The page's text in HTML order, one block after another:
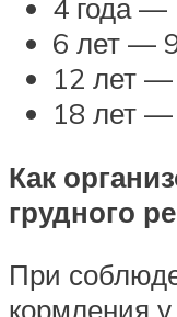
4 года —
6 лет —
12 лет —
18 лет —
Как
грудного
При
кормления